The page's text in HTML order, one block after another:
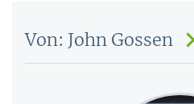
Von: John Gossen